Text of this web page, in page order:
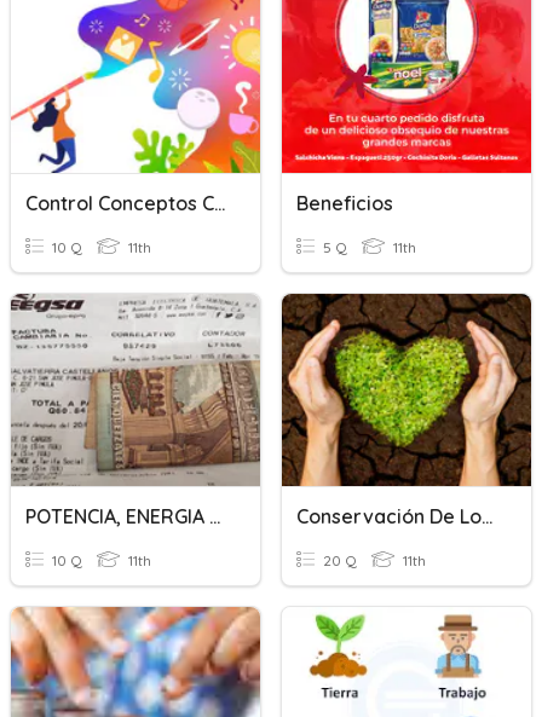
Control Conceptos Curso Finanzas Y Costos
10 Q 11th
Beneficios
5 Q 11th
POTENCIA, ENERGIA CONSUMIDA Y COSTO
10 Q 11th
Conservación De Los Suelos
20 Q 11th